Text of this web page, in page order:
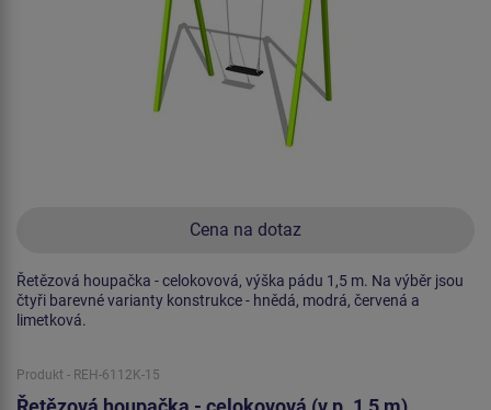
Cena na dotaz
Řetězová houpačka - celokovová, výška pádu 1,5 m. Na výběr jsou
čtyři barevné varianty konstrukce - hnědá, modrá, červená a
limetková.
Produkt - REH-6112K-15